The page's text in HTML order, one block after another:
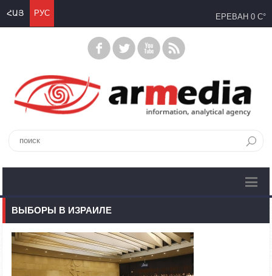
ՀԱՅ РУС ЕРЕВАН 0 C°
ВЫБОРЫ В ИЗРАИЛЕ